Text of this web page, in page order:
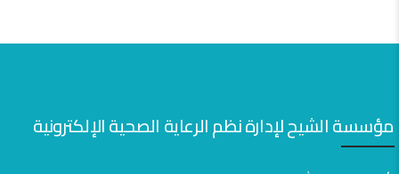
مؤسسة الشيح لإدارة نظم الرعاية الصحية الإلكترونية